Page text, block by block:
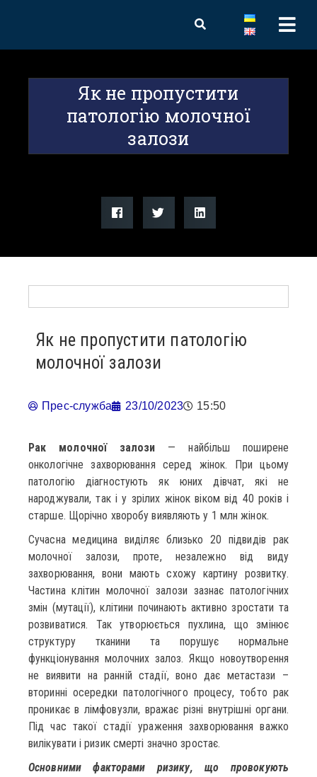
Як не пропустити
патологію молочної
залози
Як не пропустити патологію
молочної залози
Прес-служба 23/10/2023 15:50
Рак молочної залози — найбільш поширене
онкологічне захворювання серед жінок. При цьому
патологію діагностують як юних дівчат, які не
народжували, так і у зрілих жінок віком від 40 років і
старше. Щорічно хворобу виявляють у 1 млн жінок.
Сучасна медицина виділяє близько 20 підвидів рак
молочної залози, проте, незалежно від виду
захворювання, вони мають схожу картину розвитку.
Частина клітин молочної залози зазнає патологічних
змін (мутації), клітини починають активно зростати та
розвиватися. Так утворюється пухлина, що змінює
структуру тканини та порушує нормальне
функціонування молочних залоз. Якщо новоутворення
не виявити на ранній стадії, воно дає метастази –
вторинні осередки патологічного процесу, тобто рак
проникає в лімфовузли, вражає різні внутрішні органи.
Під час такої стадії ураження захворювання важко
вилікувати і ризик смерті значно зростає.
Основними факторами ризику, що провокують